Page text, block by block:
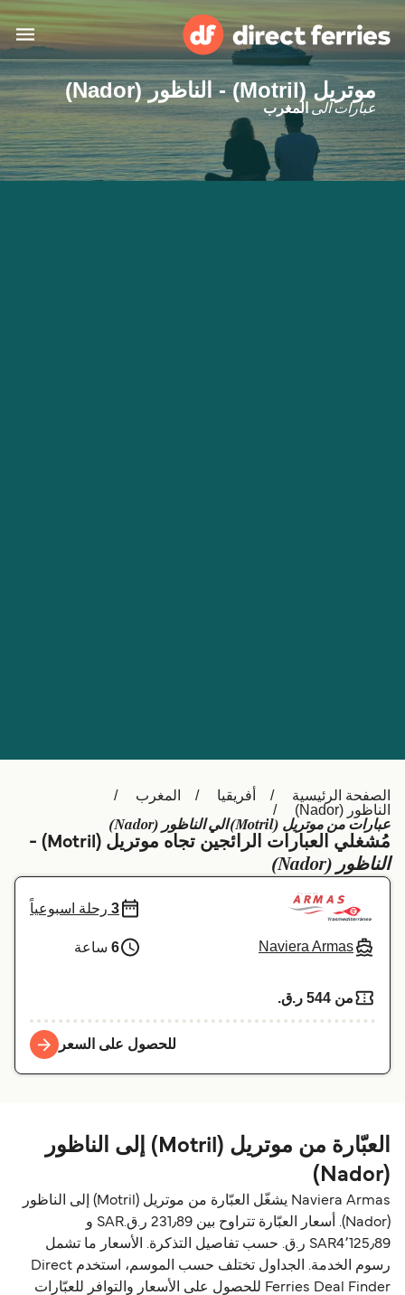
البلدان
تذاكر العبّارة
België (NL)
Ελλάδα
Belgique (FR)
Polska
Deutschland
Schweiz (DE)
Norge
Indonesia
Maroc (FR)
موتريل (Motril) - الناظور (Nador)
عبارات الى المغرب
الصفحة الرئيسية أفريقيا
المغرب
الناظور (Nador)
عبارات من موتريل (Motril) الي الناظور (Nador)
مُشغلي العبارات الرائجين تجاه موتريل (Motril) -
الناظور (Nador)
Naviera Armas
3 رحلة اسبوعياً
6 ساعة
من 544 ر.ق.‏
للحصول على السعر
العبّارة من موتريل (Motril) إلى الناظور
(Nador)
Naviera Armas يشغّل العبّارة من موتريل (Motril) إلى الناظور
(Nador). أسعار العبّارة تتراوح بين 231٫89 ر.ق.‏SAR و
SAR4٬125٫89 ر.ق.‏ حسب تفاصيل التذكرة. الأسعار ما تشمل
رسوم الخدمة. الجداول تختلف حسب الموسم، استخدم Direct
Ferries Deal Finder للحصول على الأسعار والتوافر للعبّارات